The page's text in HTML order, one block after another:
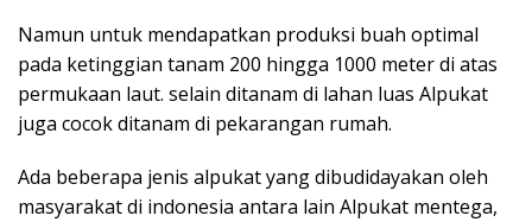
Namun untuk mendapatkan produksi buah optimal
pada ketinggian tanam 200 hingga 1000 meterdi atas
permukaan laut. selain ditanam di lahan luas Alpukat
juga cocok ditanam di pekarangan rumah.
Ada beberapa jenis alpukat yang dibudidayakan oleh
masyarakat di indonesia antara lain Alpukat mentega,